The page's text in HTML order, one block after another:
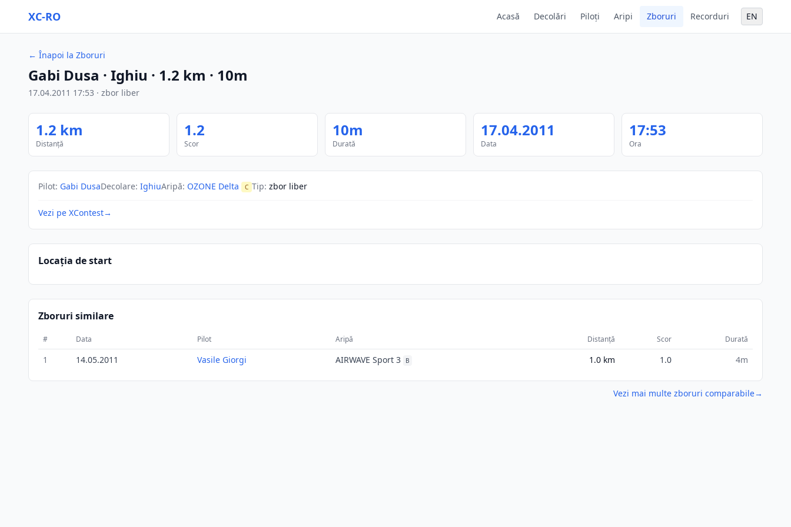
XC-RO Acasă Decolări Piloți Aripi Zboruri Recorduri EN
← Înapoi la Zboruri
Gabi Dusa · Ighiu · 1.2 km · 10m
17.04.2011 17:53 · zbor liber
1.2 km
Distanță
1.2
Scor
10m
Durată
17.04.2011
Data
17:53
Ora
Pilot: Gabi DusaDecolare: IghiuAripă: OZONE Delta C Tip: zbor liber
Vezi pe XContest→
Locația de start
Zboruri similare
# Data Pilot Aripă Distanță Scor Durată
1 14.05.2011 Vasile Giorgi AIRWAVE Sport 3 B 1.0 km 1.0 4m
Vezi mai multe zboruri comparabile→